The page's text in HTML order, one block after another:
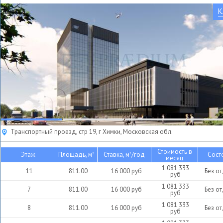
Транспортный проезд, стр 19, г Химки, Московская обл.
Этаж Площадь, м2 Ставка, м2/год Стоимость в
месяц
11
811.00 16 000руб 1 081 333
руб Без
7 811.00 16 000руб 1 081 333
руб Без
8 811.00 16 000руб 1 081 333
руб Без